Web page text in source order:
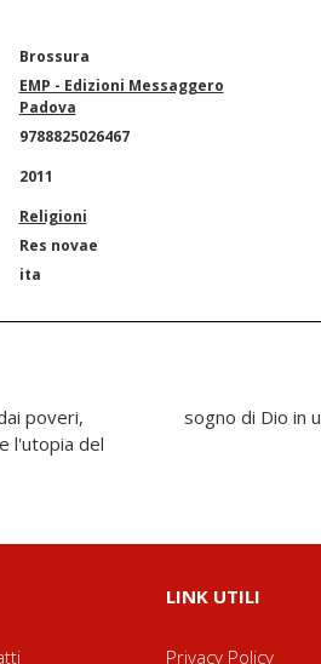
Brossura
EMP - Edizioni Messaggero
Padova
9788825026467
2011
Religioni
Res novae
ita
poveri,
l'utopia del
sogno di Dio in
LINK UTILI
Privacy Policy